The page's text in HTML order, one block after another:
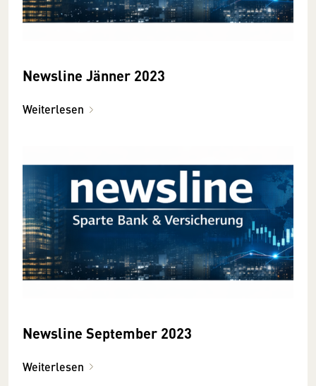
Newsline Jänner 2023
Weiterlesen
Newsline September 2023
Weiterlesen